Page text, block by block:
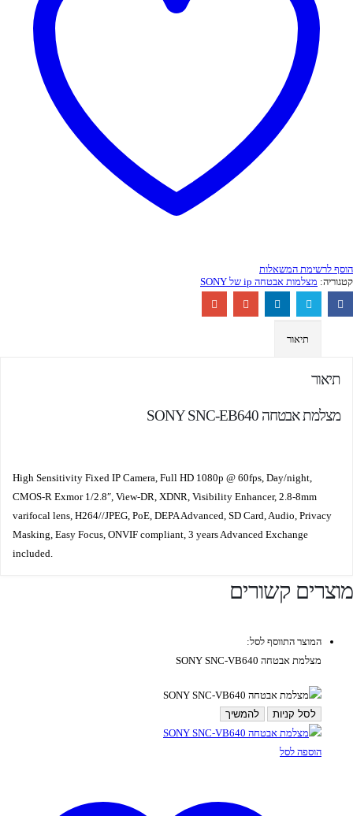
לרשימת המשאלות
מצלמות אבטחה ip של SONY
תיאור
תיאור
מצלמת אבטחה SONY SNC-EB640
High Sensitivity Fixed IP Camera, Full HD 1080p @ 60fps, Day/night,
CMOS-R Exmor 1/2.8″, View-DR, XDNR, Visibility Enhancer, 2.8-8mm
varifocal lens, H264//JPEG, PoE, DEPA Advanced, SD Card, Audio, Privacy
Masking, Easy Focus, ONVIF compliant, 3 years Advanced Exchange
included.
קשורים
המוצר התווסף לסל:
מצלמת אבטחה SONY SNC-VB640
לסל קניות להמשיך
הוספה לסל